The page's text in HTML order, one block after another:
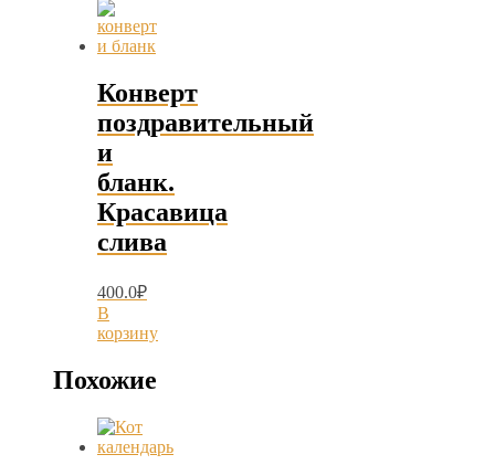
Конверт
поздравительный
и
бланк.
Красавица
слива
400.0₽
В
корзину
Похожие